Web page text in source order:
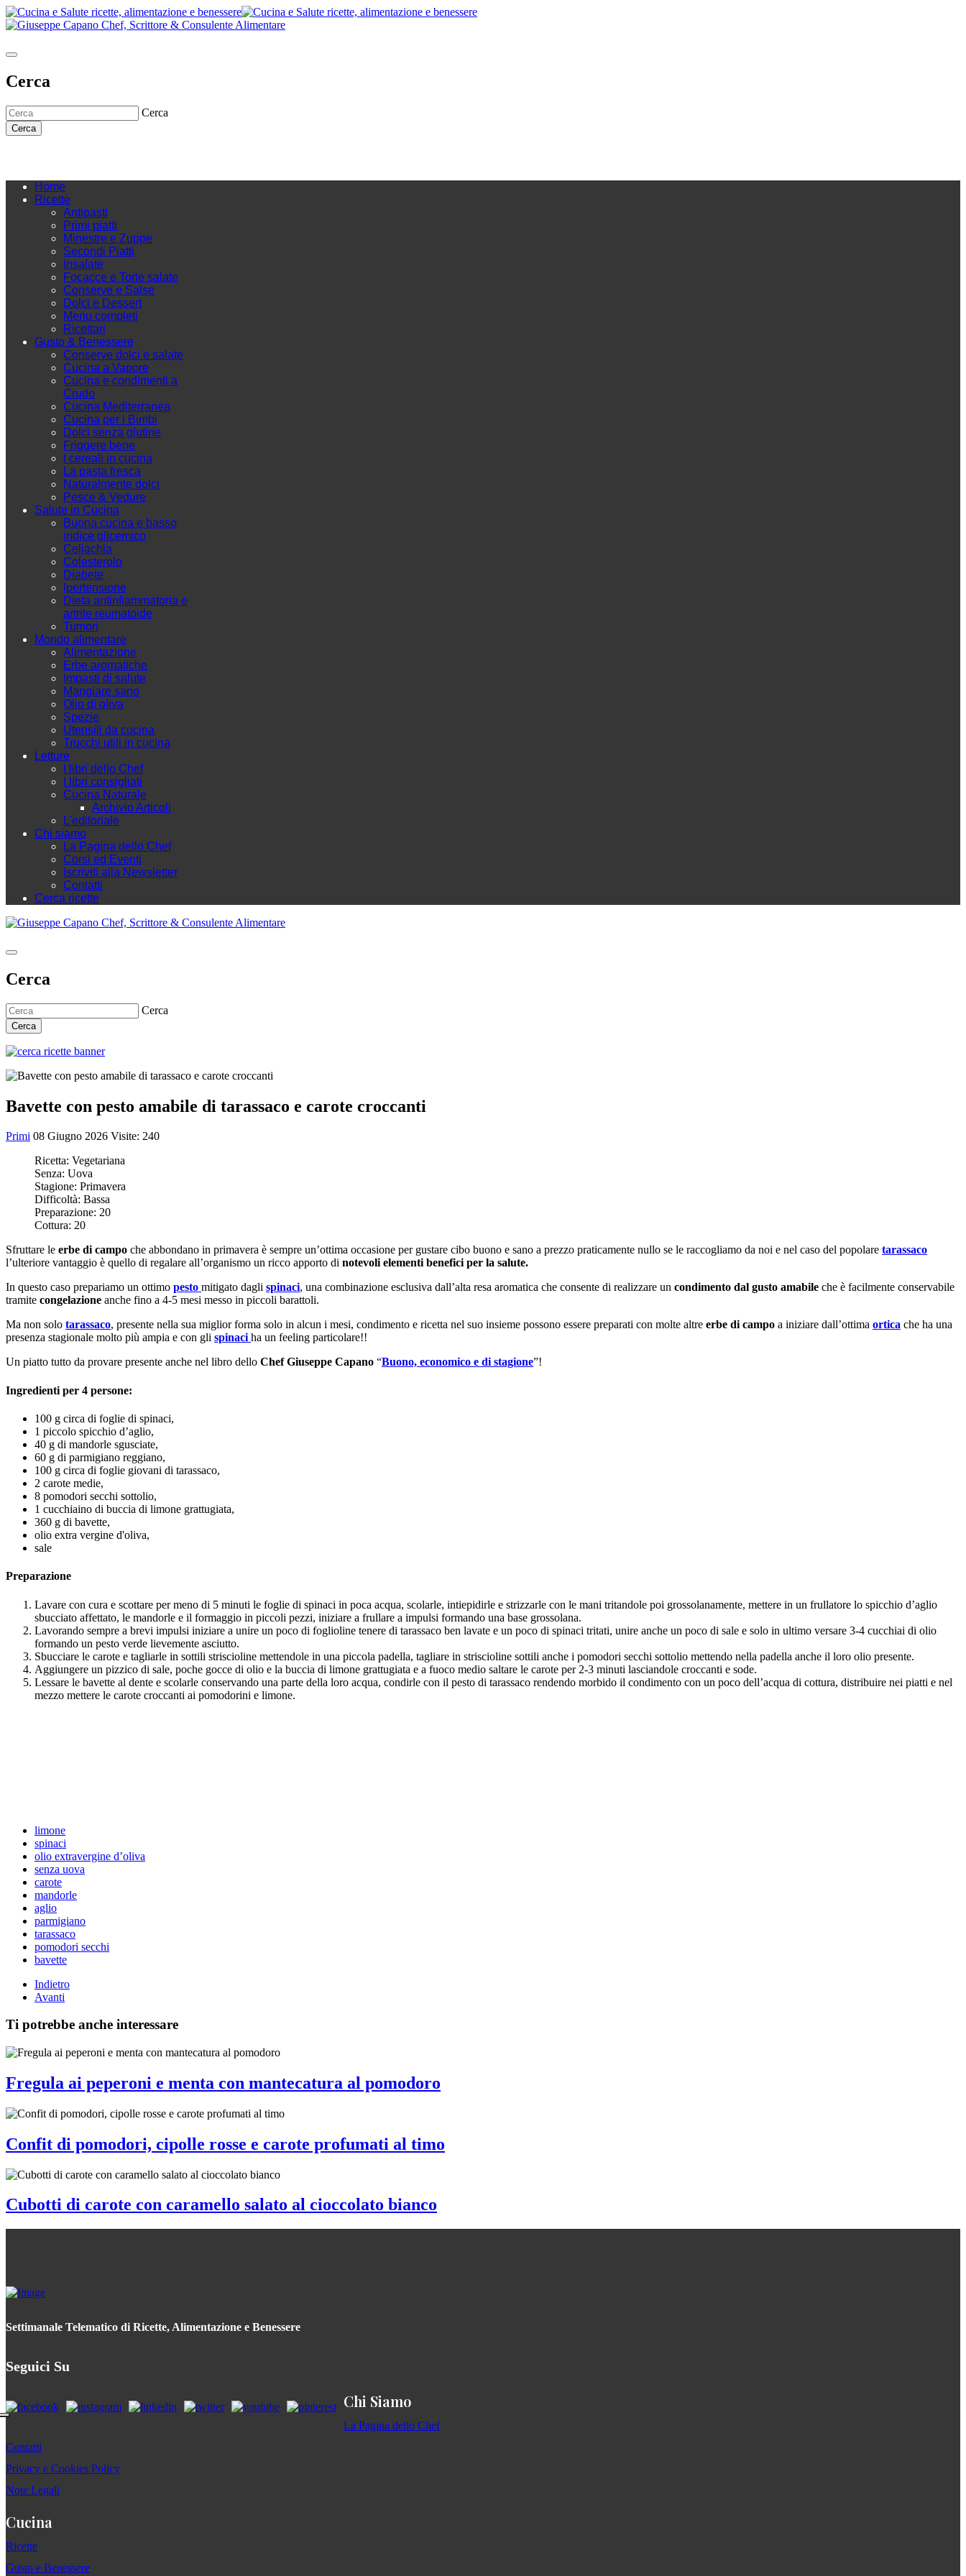
Cerca
Cerca
Cerca
Home
Ricette
Antipasti
Primi piatti
Minestre e Zuppe
Secondi Piatti
Insalate
Focacce e Torte salate
Conserve e Salse
Dolci e Dessert
Menu completi
Ricettari
Gusto & Benessere
Conserve dolci e salate
Cucina a Vapore
Cucina e condimenti a
Crudo
Cucina Mediterranea
Cucina per i Bimbi
Dolci senza glutine
Friggere bene
I cereali in cucina
La pasta fresca
Naturalmente dolci
Pesce & Vedure
Salute in Cucina
Buona cucina e basso
indice glicemico
Celiachia
Colesterolo
Diabete
Ipertensione
Dieta antinfiammatoria e
artrite reumatoide
Tumori
Mondo alimentare
Alimentazione
Erbe aromatiche
Impasti di salute
Mangiare sano
Olio di oliva
Spezie
Utensili da cucina
Trucchi utili in cucina
Letture
I libri dello Chef
I libri consigliati
Cucina Naturale
Archivio Articoli
L'editoriale
Chi siamo
La Pagina dello Chef
Corsi ed Eventi
Iscriviti alla Newsletter
Contatti
Cerca ricette
Cerca
Cerca
Cerca
Bavette con pesto amabile di tarassaco e carote croccanti
Primi 08 Giugno 2026 Visite: 240
Ricetta: Vegetariana
Senza: Uova
Stagione: Primavera
Difficoltà: Bassa
Preparazione: 20
Cottura: 20
Sfruttare le erbe di campo che abbondano in primavera è sempre un’ottima occasione per gustare cibo buono e sano a prezzo praticamente nullo se le raccogliamo da noi e nel caso del popolare tarassaco
l’ulteriore vantaggio è quello di regalare all’organismo un ricco apporto di notevoli elementi benefici per la salute.
In questo caso prepariamo un ottimo pesto mitigato dagli spinaci, una combinazione esclusiva dall’alta resa aromatica che consente di realizzare un condimento dal gusto amabile che è facilmente conservabile
tramite congelazione anche fino a 4-5 mesi messo in piccoli barattoli.
Ma non solo tarassaco, presente nella sua miglior forma solo in alcun i mesi, condimento e ricetta nel suo insieme possono essere preparati con molte altre erbe di campo a iniziare dall’ottima ortica che ha una
presenza stagionale molto più ampia e con gli spinaci ha un feeling particolare!!
Un piatto tutto da provare presente anche nel libro dello Chef Giuseppe Capano “Buono, economico e di stagione”!
Ingredienti per 4 persone:
100 g circa di foglie di spinaci,
1 piccolo spicchio d’aglio,
40 g di mandorle sgusciate,
60 g di parmigiano reggiano,
100 g circa di foglie giovani di tarassaco,
2 carote medie,
8 pomodori secchi sottolio,
1 cucchiaino di buccia di limone grattugiata,
360 g di bavette,
olio extra vergine d'oliva,
sale
Preparazione
Lavare con cura e scottare per meno di 5 minuti le foglie di spinaci in poca acqua, scolarle, intiepidirle e strizzarle con le mani tritandole poi grossolanamente, mettere in un frullatore lo spicchio d’aglio
sbucciato affettato, le mandorle e il formaggio in piccoli pezzi, iniziare a frullare a impulsi formando una base grossolana.
Lavorando sempre a brevi impulsi iniziare a unire un poco di foglioline tenere di tarassaco ben lavate e un poco di spinaci tritati, unire anche un poco di sale e solo in ultimo versare 3-4 cucchiai di olio
formando un pesto verde lievemente asciutto.
Sbucciare le carote e tagliarle in sottili striscioline mettendole in una piccola padella, tagliare in striscioline sottili anche i pomodori secchi sottolio mettendo nella padella anche il loro olio presente.
Aggiungere un pizzico di sale, poche gocce di olio e la buccia di limone grattugiata e a fuoco medio saltare le carote per 2-3 minuti lasciandole croccanti e sode.
Lessare le bavette al dente e scolarle conservando una parte della loro acqua, condirle con il pesto di tarassaco rendendo morbido il condimento con un poco dell’acqua di cottura, distribuire nei piatti e nel
mezzo mettere le carote croccanti ai pomodorini e limone.
limone
spinaci
olio extravergine d’oliva
senza uova
carote
mandorle
aglio
parmigiano
tarassaco
pomodori secchi
bavette
Indietro
Avanti
Ti potrebbe anche interessare
Fregula ai peperoni e menta con mantecatura al pomodoro
Confit di pomodori, cipolle rosse e carote profumati al timo
Cubotti di carote con caramello salato al cioccolato bianco
Settimanale Telematico di Ricette, Alimentazione e Benessere
Seguici Su
Chi Siamo
La Pagina dello Chef
Contatti
Privacy e Cookies Policy
Note Legali
Cucina
Ricette
Gusto e Benessere